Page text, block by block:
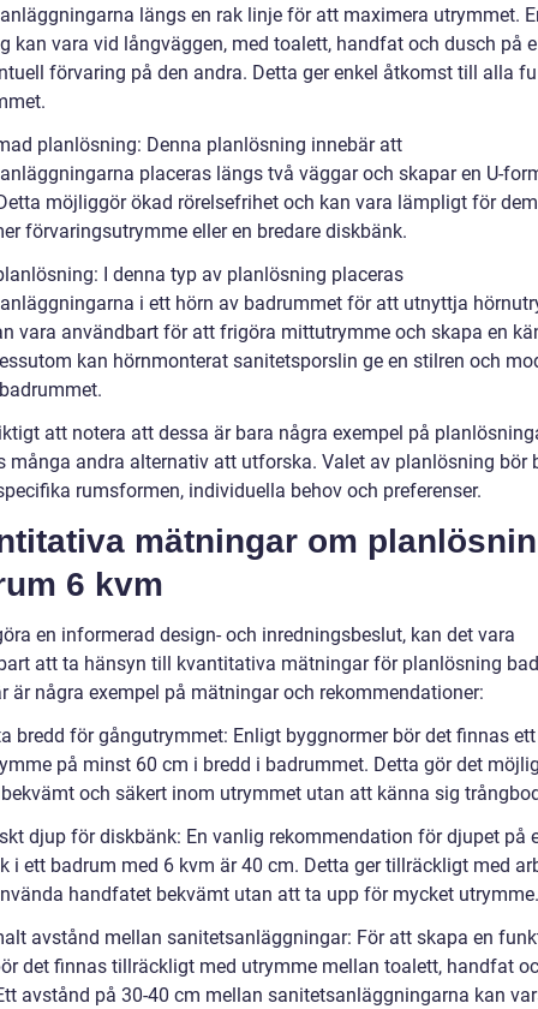
längs en rak linje för att maximera utrymmet.
kan vara vid långväggen, med toalett, handfat och dusch på
förvaring på den andra. Detta ger enkel åtkomst till alla
planlösning: Denna planlösning innebär att
placeras längs två väggar och skapar en U-
möjliggör ökad rörelsefrihet och kan vara lämpligt för
förvaringsutrymme eller en bredare diskbänk.
I denna typ av planlösning placeras
i ett hörn av badrummet för att utnyttja
vara användbart för att frigöra mittutrymme och skapa en
kan hörnmonterat sanitetsporslin ge en stilren och
att notera att dessa är bara några exempel på
många andra alternativ att utforska. Valet av planlösning bör
rumsformen, individuella behov och preferenser.
mätningar om
6 kvm
en informerad design- och inredningsbeslut, kan det vara
att ta hänsyn till kvantitativa mätningar för planlösning
är några exempel på mätningar och rekommendationer:
bredd för gångutrymmet: Enligt byggnormer bör det finnas ett
på minst 60 cm i bredd i badrummet. Detta gör det
och säkert inom utrymmet utan att känna sig
djup för diskbänk: En vanlig rekommendation för djupet på
i ett badrum med 6 kvm är 40 cm. Detta ger tillräckligt med
handfatet bekvämt utan att ta upp för mycket utrymme.
avstånd mellan sanitetsanläggningar: För att skapa en
det finnas tillräckligt med utrymme mellan toalett, handfat
avstånd på 30-40 cm mellan sanitetsanläggningarna kan